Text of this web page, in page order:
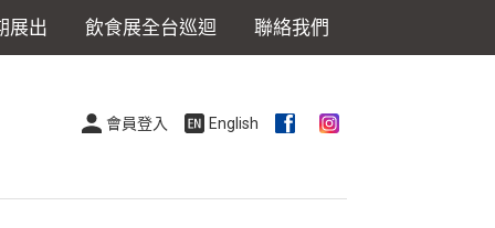
展出 飲食展全台巡迴 聯絡我們
會員登入 English